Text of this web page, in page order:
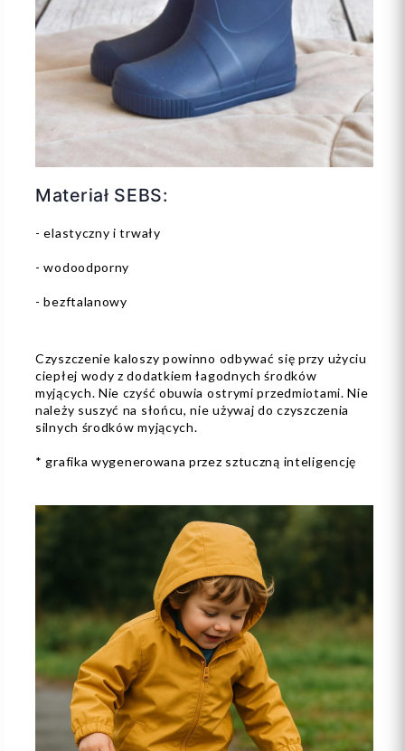
Materiał SEBS:
- elastyczny i trwały
- wodoodporny
- bezftalanowy
Czyszczenie kaloszy powinno odbywać się przy użyciu
ciepłej wody z dodatkiem łagodnych środków
myjących. Nie czyść obuwia ostrymi przedmiotami. Nie
należy suszyć na słońcu, nie używaj do czyszczenia
silnych środków myjących.
* grafika wygenerowana przez sztuczną inteligencję